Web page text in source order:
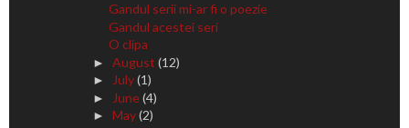
Gandul serii mi-ar fi o poezie
Gandul acestei seri
O clipa
► August (12)
► July(1)
► June(4)
► May(2)